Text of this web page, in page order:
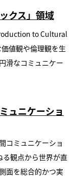
クス」領域
to Cultural
値観や倫理観を生
滑なコミュニケー
ュニケーショ
コミュニケーショ
る観点から世界が直
面を総合的かつ実